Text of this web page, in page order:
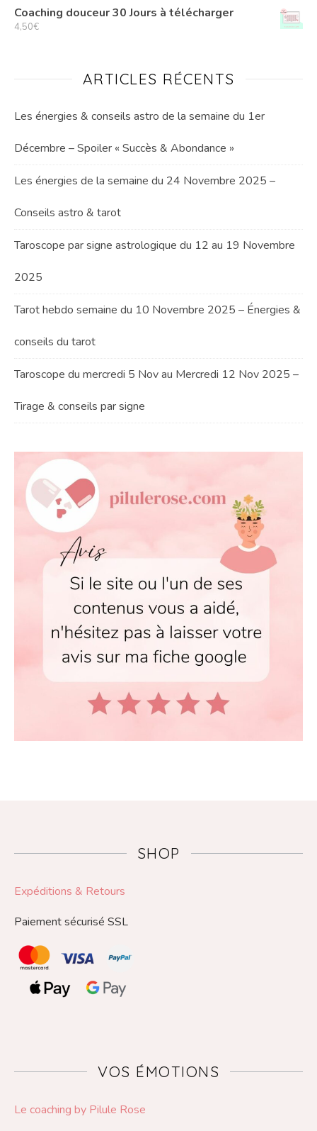
Coaching douceur 30 Jours à télécharger
4,50€
ARTICLES RÉCENTS
Les énergies & conseils astro de la semaine du 1er
Décembre – Spoiler « Succès & Abondance »
Les énergies de la semaine du 24 Novembre 2025 –
Conseils astro & tarot
Taroscope par signe astrologique du 12 au 19 Novembre
2025
Tarot hebdo semaine du 10 Novembre 2025 – Énergies &
conseils du tarot
Taroscope du mercredi 5 Nov au Mercredi 12 Nov 2025 –
Tirage & conseils par signe
SHOP
Expéditions & Retours
Paiement sécurisé SSL
VOS ÉMOTIONS
Le coaching by Pilule Rose